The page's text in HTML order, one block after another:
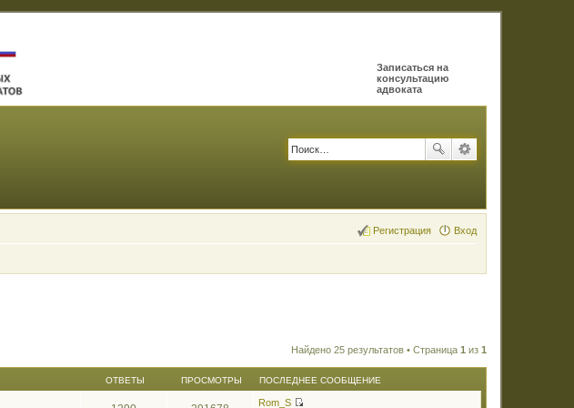
Записаться на
консультацию
адвоката
Вход
Регистрация
Найдено 25 результатов • Страница 1 из 1
ОТВЕТЫ ПРОСМОТРЫ ПОСЛЕДНЕЕ СООБЩЕНИЕ
Rom_S